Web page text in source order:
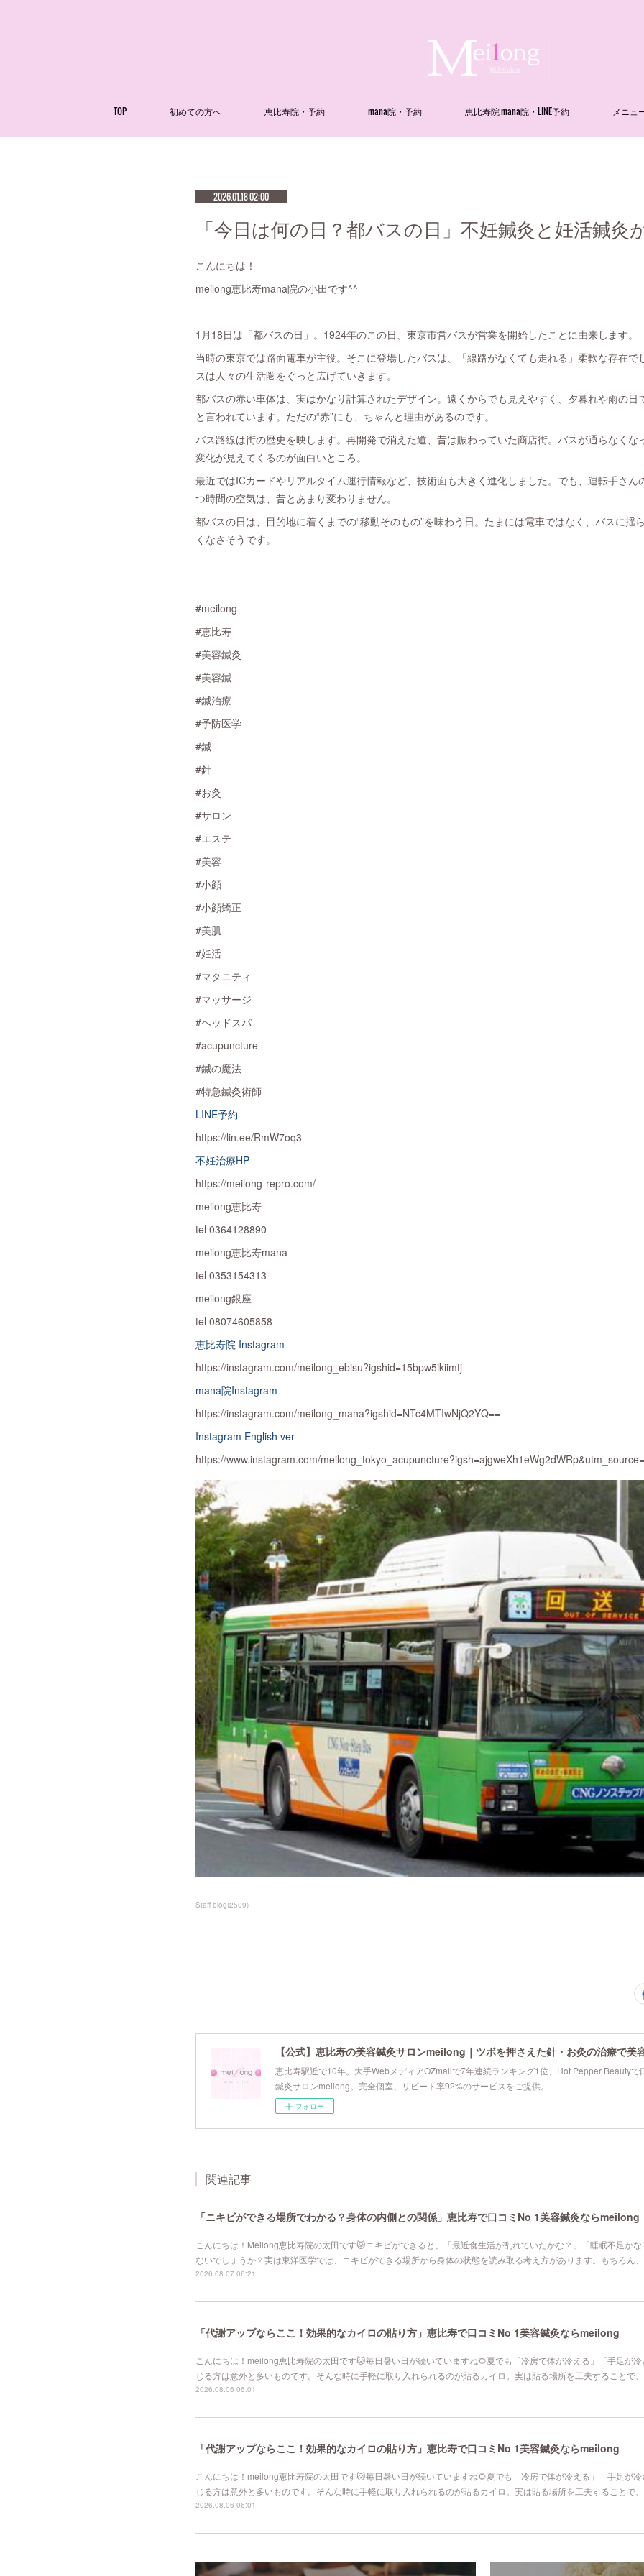
TOP 初めての方へ 恵比寿院・予約 mana院・予約 恵比寿院 mana院・LINE予約 メニュ
2026.01.18 02:00
「今日は何の日？都バスの日」不妊鍼灸と妊活鍼灸
こんにちは！
meilong恵比寿mana院の小田です^^
1月18日は「都バスの日」。1924年のこの日、東京市営バスが営業を開始したことに由来します。
当時の東京では路面電車が主役。そこに登場したバスは、「線路がなくても走れる」柔軟な存在で
スは人々の生活圏をぐっと広げていきます。
都バスの赤い車体は、実はかなり計算されたデザイン。遠くからでも見えやすく、夕暮れや雨の日
と言われています。ただの“赤”にも、ちゃんと理由があるのです。
バス路線は街の歴史を映します。再開発で消えた道、昔は賑わっていた商店街。バスが通らなくな
変化が見えてくるのが面白いところ。
最近ではICカードやリアルタイム運行情報など、技術面も大きく進化しました。でも、運転手さん
つ時間の空気は、昔とあまり変わりません。
都バスの日は、目的地に着くまでの“移動そのもの”を味わう日。たまには電車ではなく、バスに揺
くなさそうです。
#meilong
#恵比寿
#美容鍼灸
#美容鍼
#鍼治療
#予防医学
#鍼
#針
#お灸
#サロン
#エステ
#美容
#小顔
#小顔矯正
#美肌
#妊活
#マタニティ
#マッサージ
#ヘッドスパ
#acupuncture
#鍼の魔法
#特急鍼灸術師
LINE予約
https://lin.ee/RmW7oq3
不妊治療HP
https://meilong-repro.com/
meilong恵比寿
tel 0364128890
meilong恵比寿mana
tel 0353154313
meilong銀座
tel 08074605858
恵比寿院 Instagram
https://instagram.com/meilong_ebisu?igshid=15bpw5ikiimtj
mana院Instagram
https://instagram.com/meilong_mana?igshid=NTc4MTIwNjQ2YQ==
Instagram English ver
https://www.instagram.com/
Staff blog(2509)
【公式】恵比寿の美容鍼灸サロンmeilong｜ツボを押さえた針・お灸の治療で美
恵比寿駅近で10年。大手WebメディアOZmallで7年連続ランキング1位、Hot Pepper Beautyで
鍼灸サロンmeilong。完全個室、リピート率92%のサービスをご提供。
フォロー
関連記事
「ニキビができる場所でわかる？身体の内側との関係」恵比寿で口コミNo 1美容鍼灸ならmeilong
こんにちは！Meilong恵比寿院の太田です🐱ニキビができると、「最近食生活が乱れていたかな？」「睡眠不足か
ないでしょうか？実は東洋医学では、ニキビができる場所から身体の状態を読み取る考え方があります。もちろん
2026.08.07 06:21
「代謝アップならここ！効果的なカイロの貼り方」恵比寿で口コミNo 1美容鍼灸ならmeilong
こんにちは！meilong恵比寿院の太田です🐱毎日暑い日が続いていますね🌻夏でも「冷房で体が冷える」「手足が
じる方は意外と多いものです。そんな時に手軽に取り入れられるのが貼るカイロ。実は貼る場所を工夫することで
2026.08.06 06:01
「代謝アップならここ！効果的なカイロの貼り方」恵比寿で口コミNo 1美容鍼灸ならmeilong
こんにちは！meilong恵比寿院の太田です🐱毎日暑い日が続いていますね🌻夏でも「冷房で体が冷える」「手足が
じる方は意外と多いものです。そんな時に手軽に取り入れられるのが貼るカイロ。実は貼る場所を工夫することで
2026.08.06 06:01